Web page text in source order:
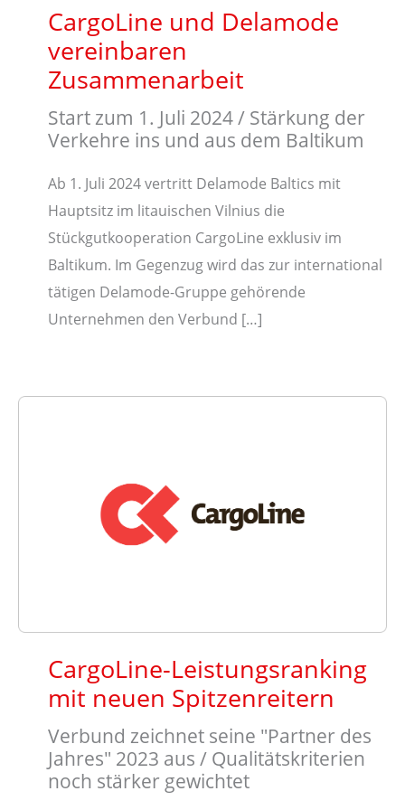
CargoLine und Delamode
vereinbaren
Zusammenarbeit
Start zum 1. Juli 2024 / Stärkung der
Verkehre ins und aus dem Baltikum
Ab 1. Juli 2024 vertritt Delamode Baltics mit
Hauptsitz im litauischen Vilnius die
Stückgutkooperation CargoLine exklusiv im
Baltikum. Im Gegenzug wird das zur international
tätigen Delamode-Gruppe gehörende
Unternehmen den Verbund […]
CargoLine-Leistungsranking
mit neuen Spitzenreitern
Verbund zeichnet seine "Partner des
Jahres" 2023 aus / Qualitätskriterien
noch stärker gewichtet